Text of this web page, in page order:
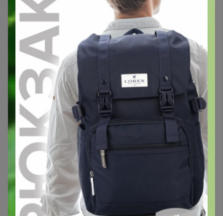
BERGSHULT БЕРГСХУЛЬТ / PERSHULT ПЕРСГУЛЬТ
Полка навесная, белый/белый80x20 см
Стоп 14 августа
IKEA (ИКЕА) 100% оригинал (зарубежка)
РАСПРОДАЖА
Шамик
Великий магистр
15 февраля, 2021 07:24
СЛАДКАЯ
, здравствуйте! У меня получается объёмный
заказ, можете посмотреть, в цр междугородный такой
отправите?